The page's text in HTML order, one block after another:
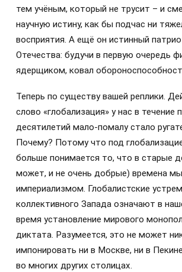
тем учёным, который не трусит – и
научную истину, как бы подчас ни
восприятия. А ещё он истинный
Отечества: будучи в первую очередь
ядерщиком, ковал
Теперь по существу вашей реплики.
слово «глобализация» у нас в течение
десятилетий мало-помалу стало
Почему? Потому что под
больше понимается то, что в старые
может, и не очень добрые) времена
империализмом. Глобалистские
коллективного Запада означают в
время установление мирового
диктата. Разумеется, это не может
импонировать ни в Москве, ни в
во многих других столицах.